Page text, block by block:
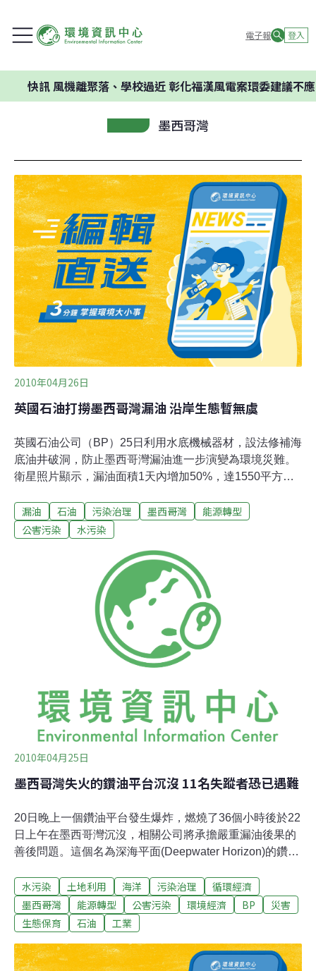
電子報 登入
風機離聚落、學校過近 彰化福漢風電案環委建議不應開發
墨西哥灣
2010年04月26日
英國石油打撈墨西哥灣漏油 沿岸生態暫無虞
英國石油公司（BP）25日利用水底機械器材，設法修補海
底油井破洞，防止墨西哥灣漏油進一步演變為環境災難。
衛星照片顯示，漏油面積1天內增加50%，達1550平方公
出動船隻，撈起從深水地平線（DeepwaterHorizon）鑽油
平台洩出的海面浮油，這個平台22日沉入海底後至今仍在
亡。至今風勢還好，漏油也尚未威脅40英里外的路易斯安
那州海岸，不過一旦發生，將危害罕見水鳥棲息的脆弱溼
地生態。國家海洋暨大氣總署（NOAA）的亨利
（CharlieHenry ）說：「根據軌跡分析，我們不預見未來
3天海岸會受到衝擊。」不過英國石油公司估計，發生在
近1600公尺深海底的漏油，每天從連結油井和鑽油平台的
豎管2個破洞中溢出1000桶油，相當於4萬2000加侖。
漏油 石油 污染治理 墨西哥灣
能源轉型
公害污染
水污染
2010年04月25日
墨西哥灣失火的鑽油平台沉沒 11名失蹤者恐已遇難
20日晚上一個鑽油平台發生爆炸，燃燒了36個小時後於22
日上午在墨西哥灣沉沒，相關公司將承擔嚴重漏油後果的
善後問題。這個名為深海平面(Deepwater Horizon)的鑽油
國石油(BP Exploration & Production, Inc.)簽有合約，有一
個探勘井已鑽探到其極限深度18000呎。鑽井位於路易斯
安那外海41英里，紐澳良東南方130英里處，當地時間晚
上10點意外發生時，鑽井已被關閉。海岸防衛隊官員說，
井口仍未封閉，每天可能會洩漏出8000桶原油。此外，據
水污染 土地利用 海洋 污染治理
循環經濟
墨西哥灣
能源轉型 公害污染 環境經濟 BP
災害
生態保育
石油 工業